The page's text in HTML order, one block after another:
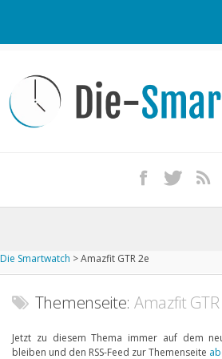
Kontakt / Tipp geben
Impressum
iPhone kaufen
Startseite
Aktuelle Smartwatches im Test
Die Smartwatch >Amazfit GTR 2e
Themenseite: Amazfit
Jetzt zu diesem Thema immer auf dem
bleiben und den RSS-Feed zur Themenseite